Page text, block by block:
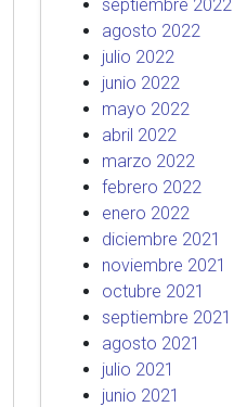
septiembre 2022
agosto 2022
julio 2022
junio 2022
mayo 2022
abril 2022
marzo 2022
febrero 2022
enero 2022
diciembre 2021
noviembre 2021
octubre 2021
septiembre 2021
agosto 2021
julio 2021
junio 2021